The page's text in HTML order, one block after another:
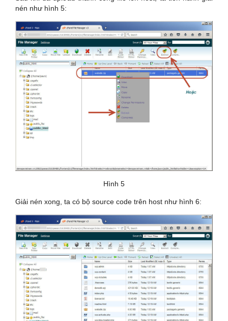
nén như hình 5:
Hình 5
Giải nén xong, ta có bộ source code trên host như hình 6: